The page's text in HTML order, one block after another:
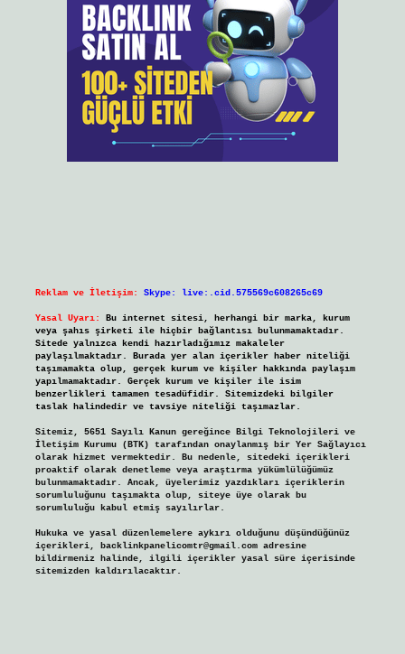
Reklam ve İletişim: Skype: live:.cid.575569c608265c69
Yasal Uyarı:
Bu internet sitesi, herhangi bir marka, kurum
veya şahıs şirketi ile hiçbir bağlantısı bulunmamaktadır.
Sitede yalnızca kendi hazırladığımız makaleler
paylaşılmaktadır. Burada yer alan içerikler haber niteliği
taşımamakta olup, gerçek kurum ve kişiler hakkında paylaşım
yapılmamaktadır. Gerçek kurum ve kişiler ile isim
benzerlikleri tamamen tesadüfidir. Sitemizdeki bilgiler
taslak halindedir ve tavsiye niteliği taşımazlar.
Sitemiz, 5651 Sayılı Kanun gereğince Bilgi Teknolojileri ve
İletişim Kurumu (BTK) tarafından onaylanmış bir Yer Sağlayıcı
olarak hizmet vermektedir. Bu nedenle, sitedeki içerikleri
proaktif olarak denetleme veya araştırma yükümlülüğümüz
bulunmamaktadır. Ancak, üyelerimiz yazdıkları içeriklerin
sorumluluğunu taşımakta olup, siteye üye olarak bu
sorumluluğu kabul etmiş sayılırlar.
Hukuka ve yasal düzenlemelere aykırı olduğunu düşündüğünüz
içerikleri, backlinkpanelicomtr@gmail.comadresine
bildirmeniz halinde, ilgili içerikler yasal süre içerisinde
sitemizden kaldırılacaktır.